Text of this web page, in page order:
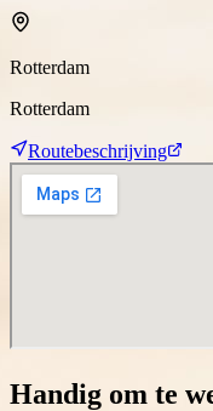
Rotterdam
Rotterdam
Routebeschrijving
Handig om te